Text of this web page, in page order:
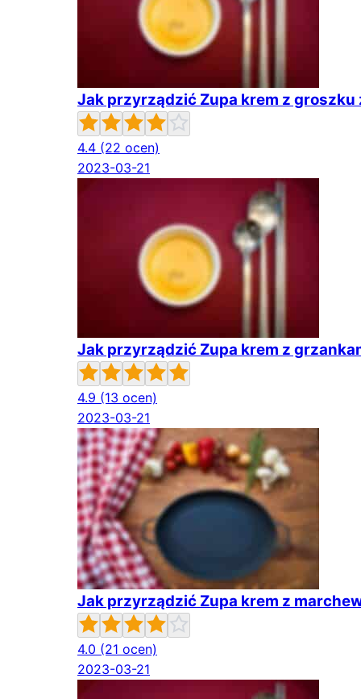
Jak przyrządzić Zupa krem z groszku
4.4 (22 ocen)
2023-03-21
Jak przyrządzić Zupa krem z
4.9 (13 ocen)
2023-03-21
Jak przyrządzić Zupa krem z
4.0 (21 ocen)
2023-03-21